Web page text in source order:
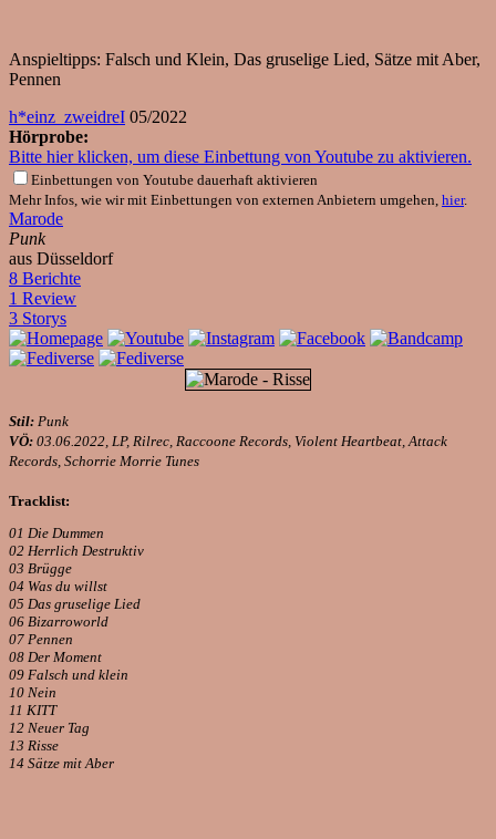
Anspieltipps: Falsch und Klein, Das gruselige Lied, Sätze mit Aber,
Pennen
h*einz_zweidreI 05/2022
Hörprobe:
Bitte hier klicken, um diese Einbettung von Youtube zu aktivieren.
Einbettungen von Youtube dauerhaft aktivieren
Mehr Infos, wie wir mit Einbettungen von externen Anbietern umgehen, hier.
Marode
Punk
aus Düsseldorf
8 Berichte
1 Review
3 Storys
Stil: Punk
VÖ: 03.06.2022, LP, Rilrec, Raccoone Records, Violent Heartbeat, Attack
Records, Schorrie Morrie Tunes
Tracklist:
01 Die Dummen
02 Herrlich Destruktiv
03 Brügge
04 Was du willst
05 Das gruselige Lied
06 Bizarroworld
07 Pennen
08 Der Moment
09 Falsch und klein
10 Nein
11 KITT
12 Neuer Tag
13 Risse
14 Sätze mit Aber